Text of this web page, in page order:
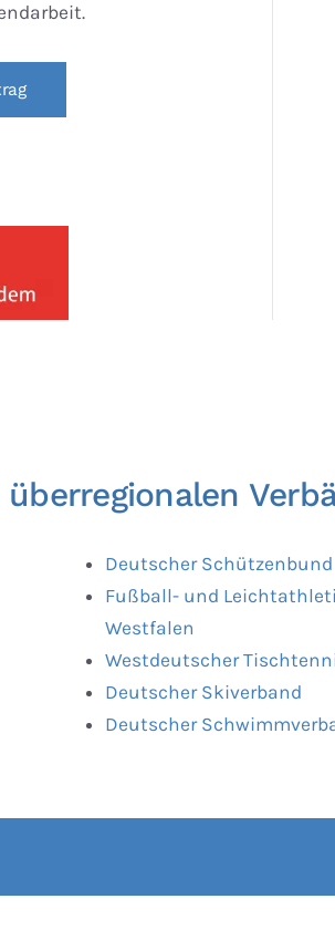
Deutscher Schützenbund
Fußball- und
Westfalen
Westdeutscher
Deutscher Skiverband
Deutscher